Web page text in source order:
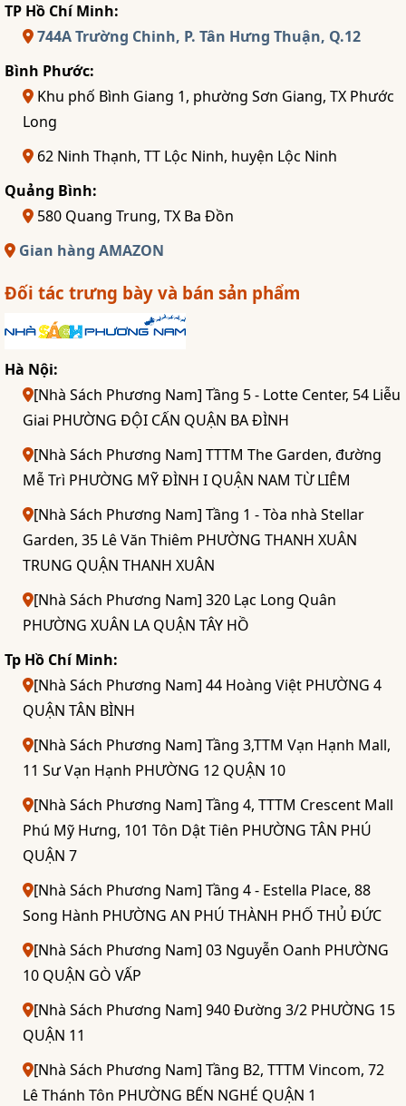
TP Hồ Chí Minh:
744A Trường Chinh, P. Tân Hưng Thuận, Q.12
Bình Phước:
Khu phố Bình Giang 1, phường Sơn Giang, TX Phước
Long
62 Ninh Thạnh, TT Lộc Ninh, huyện Lộc Ninh
Quảng Bình:
580 Quang Trung, TX Ba Đồn
Gian hàng AMAZON
Đối tác trưng bày và bán sản phẩm
Hà Nội:
[Nhà Sách Phương Nam] Tầng 5 - Lotte Center, 54 Liễu
Giai PHƯỜNG ĐỘI CẤN QUẬN BA ĐÌNH
[Nhà Sách Phương Nam] TTTM The Garden, đường
Mễ Trì PHƯỜNG MỸ ĐÌNH I QUẬN NAM TỪ LIÊM
[Nhà Sách Phương Nam] Tầng 1 - Tòa nhà Stellar
Garden, 35 Lê Văn Thiêm PHƯỜNG THANH XUÂN
TRUNG QUẬN THANH XUÂN
[Nhà Sách Phương Nam] 320 Lạc Long Quân
PHƯỜNG XUÂN LA QUẬN TÂY HỒ
Tp Hồ Chí Minh:
[Nhà Sách Phương Nam] 44 Hoàng Việt PHƯỜNG 4
QUẬN TÂN BÌNH
[Nhà Sách Phương Nam] Tầng 3,TTM Vạn Hạnh Mall,
11 Sư Vạn Hạnh PHƯỜNG 12 QUẬN 10
[Nhà Sách Phương Nam] Tầng 4, TTTM Crescent Mall
Phú Mỹ Hưng, 101 Tôn Dật Tiên PHƯỜNG TÂN PHÚ
QUẬN 7
[Nhà Sách Phương Nam] Tầng 4 - Estella Place, 88
Song Hành PHƯỜNG AN PHÚ THÀNH PHỐ THỦ ĐỨC
[Nhà Sách Phương Nam] 03 Nguyễn Oanh PHƯỜNG
10 QUẬN GÒ VẤP
[Nhà Sách Phương Nam] 940 Đường 3/2 PHƯỜNG 15
QUẬN 11
[Nhà Sách Phương Nam] Tầng B2, TTTM Vincom, 72
Lê Thánh Tôn PHƯỜNG BẾN NGHÉ QUẬN 1